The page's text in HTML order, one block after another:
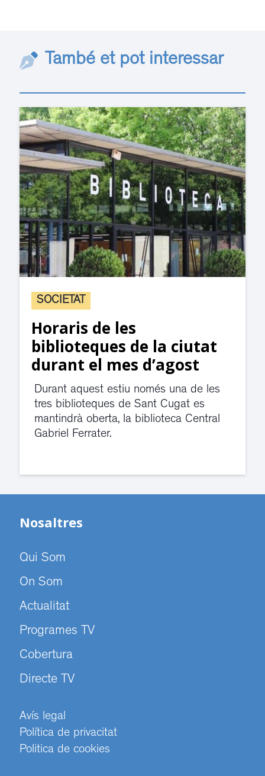
També et pot interessar
SOCIETAT
Horaris de les
biblioteques de la ciutat
durant el mes d’agost
Durant aquest estiu només una de les
tres biblioteques de Sant Cugat es
mantindrà oberta, la biblioteca Central
Gabriel Ferrater.
Nosaltres
Qui Som
On Som
Actualitat
Programes TV
Cobertura
Directe TV
Avís legal
Política de privacitat
Politica de cookies